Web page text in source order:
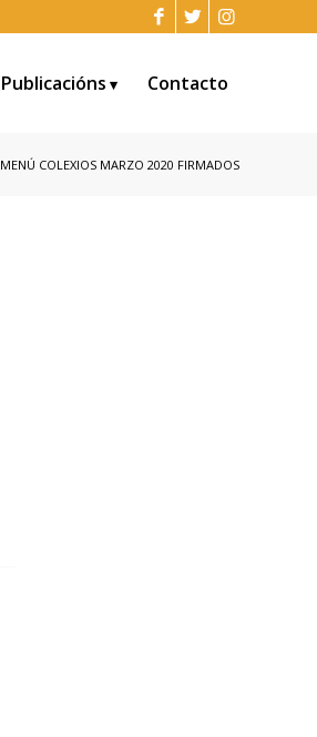
Publicacións Contacto
MENÚ COLEXIOS MARZO 2020 FIRMADOS